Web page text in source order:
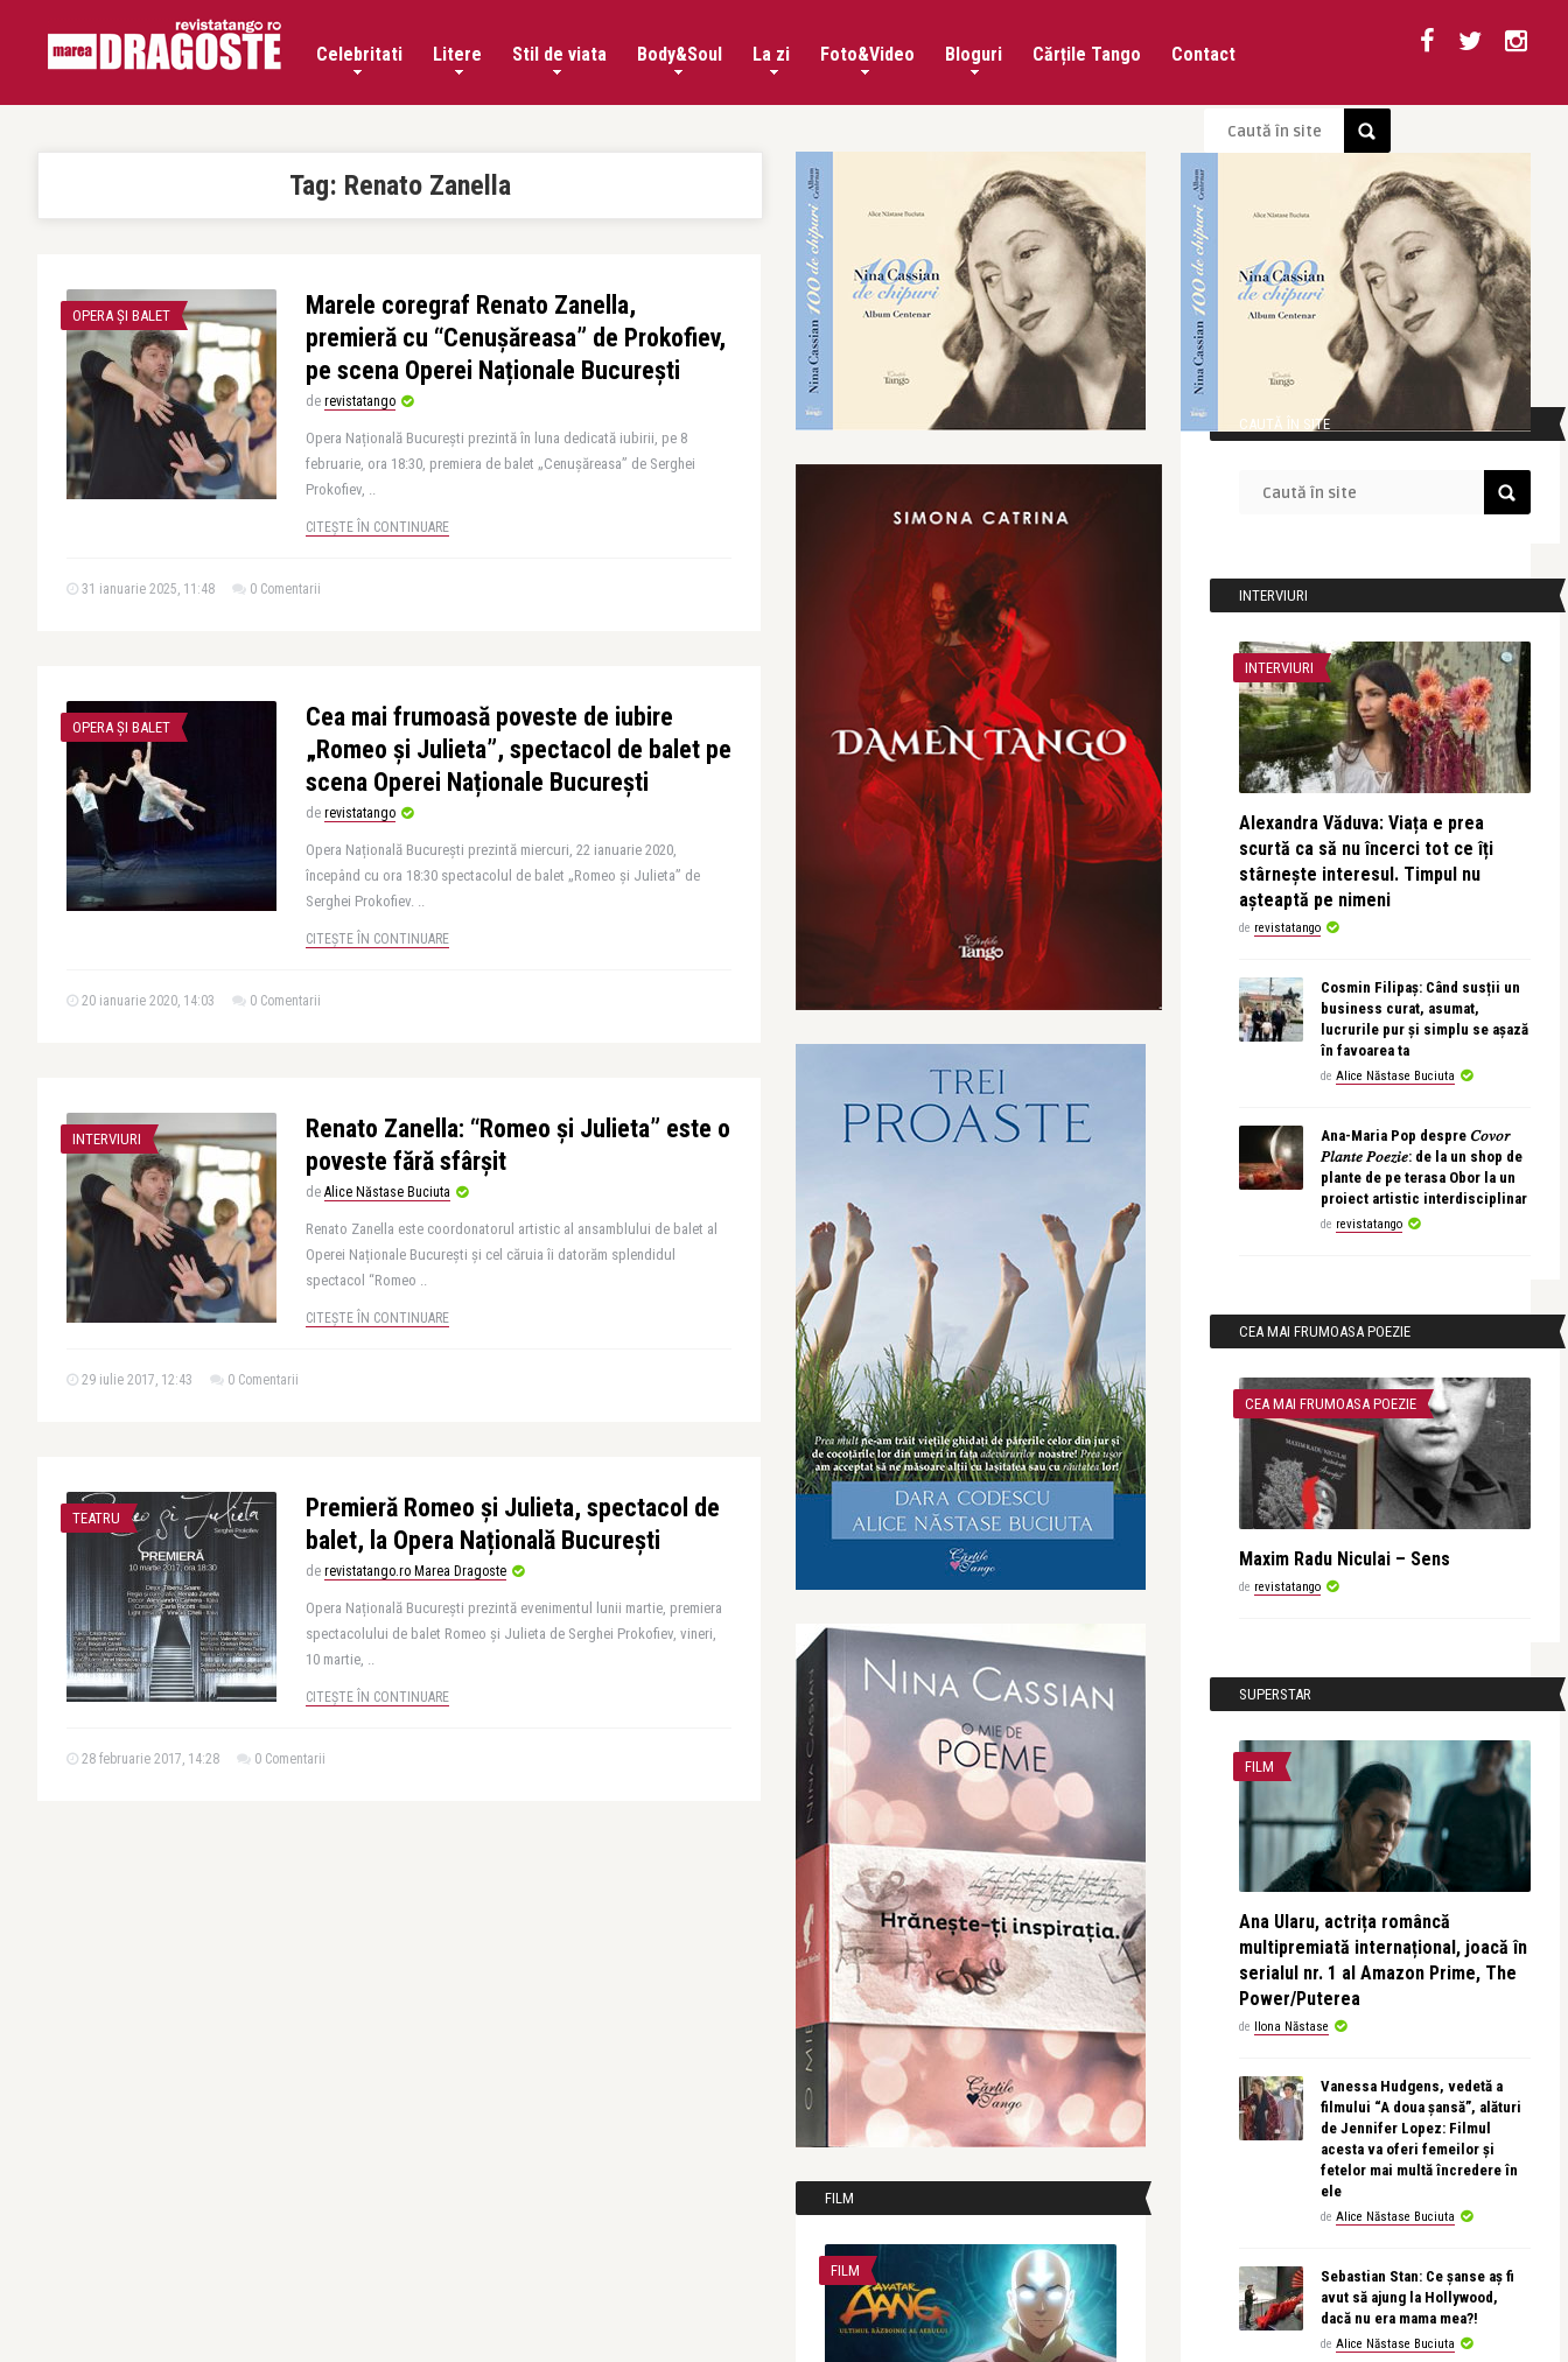
Celebritati Litere Stil de viata Body&Soul La zi Foto&Video Bloguri Cărțile Tango Contact
Tag: Renato Zanella
OPERA ȘI BALET
Marele coregraf Renato Zanella,
premieră cu “Cenușăreasa” de Prokofiev,
pe scena Operei Naționale București
de revistatango
Opera Națională București prezintă în luna dedicată iubirii, pe 8
februarie, ora 18:30, premiera de balet „Cenușăreasa” de Serghei
Prokofiev, ..
CITEȘTE ÎN CONTINUARE
31 ianuarie 2025, 11:48 0 Comentarii
OPERA ȘI BALET
Cea mai frumoasă poveste de iubire
„Romeo și Julieta”, spectacol de balet pe
scena Operei Naționale București
de revistatango
Opera Națională București prezintă miercuri, 22 ianuarie 2020,
începând cu ora 18:30 spectacolul de balet „Romeo și Julieta” de
Serghei Prokofiev. ..
CITEȘTE ÎN CONTINUARE
20 ianuarie 2020, 14:03 0 Comentarii
INTERVIURI
Renato Zanella: “Romeo și Julieta” este o
poveste fără sfârșit
de Alice Năstase Buciuta
Renato Zanella este coordonatorul artistic al ansamblului de balet al
Operei Naționale București și cel căruia îi datorăm splendidul
spectacol “Romeo ..
CITEȘTE ÎN CONTINUARE
29 iulie 2017, 12:43 0 Comentarii
TEATRU
Premieră Romeo și Julieta, spectacol de
balet, la Opera Națională București
de revistatango.ro Marea Dragoste
Opera Națională București prezintă evenimentul lunii martie, premiera
spectacolului de balet Romeo și Julieta de Serghei Prokofiev, vineri,
10 martie, ..
CITEȘTE ÎN CONTINUARE
28 februarie 2017, 14:28 0 Comentarii
FILM
FILM
CAUTĂ ÎN SITE
INTERVIURI
INTERVIURI
Alexandra Văduva: Viața e prea
scurtă ca să nu încerci tot ce îți
stârnește interesul. Timpul nu
așteaptă pe nimeni
de revistatango
Cosmin Filipaș: Când susții un
business curat, asumat,
lucrurile pur și simplu se așază
în favoarea ta
de Alice Năstase Buciuta
Ana-Maria Pop despre 𝐶𝑜𝑣𝑜𝑟
𝑃𝑙𝑎𝑛𝑡𝑒 𝑃𝑜𝑒𝑧𝑖𝑒: de la un shop de
plante de pe terasa Obor la un
proiect artistic interdisciplinar
de revistatango
CEA MAI FRUMOASA POEZIE
CEA MAI FRUMOASA POEZIE
Maxim Radu Niculai – Sens
de revistatango
SUPERSTAR
FILM
Ana Ularu, actrița româncă
multipremiată internațional, joacă în
serialul nr. 1 al Amazon Prime, The
Power/Puterea
de Ilona Năstase
Vanessa Hudgens, vedetă a
filmului “A doua șansă”, alături
de Jennifer Lopez: Filmul
acesta va oferi femeilor și
fetelor mai multă încredere în
ele
de Alice Năstase Buciuta
Sebastian Stan: Ce șanse aș fi
avut să ajung la Hollywood,
dacă nu era mama mea?!
de Alice Năstase Buciuta